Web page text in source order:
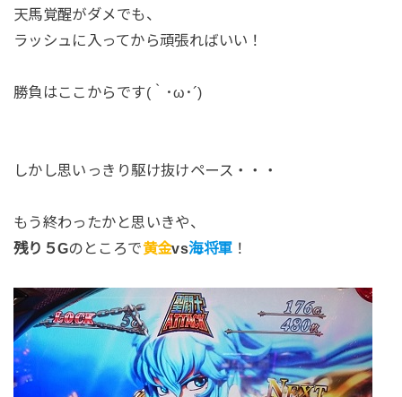
天馬覚醒がダメでも、
ラッシュに入ってから頑張ればいい！
勝負はここからです(｀･ω･´)
しかし思いっきり駆け抜けペース・・・
もう終わったかと思いきや、
残り５Gのところで黄金vs海将軍 ！